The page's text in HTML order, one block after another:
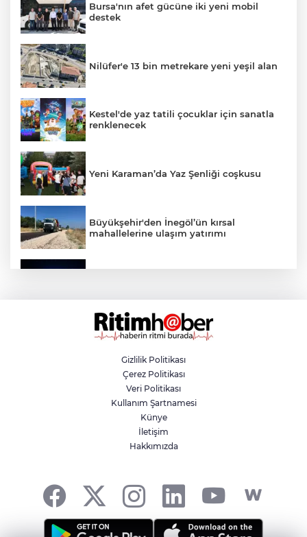
Bursa'nın afet gücüne iki yeni mobil
destek
Nilüfer'e 13 bin metrekare yeni yeşil alan
Kestel'de yaz tatili çocuklar için sanatla
renklenecek
Yeni Karaman’da Yaz Şenliği coşkusu
Büyükşehir'den İnegöl’ün kırsal
mahallelerine ulaşım yatırımı
Aslı Hünel’den Bursa Festivali’nde
unutulmaz gece
Osmangazi Belediyesi istihdama köprü
olmayı sürdürüyor
Yıldırım’da çocuklar yazı bilim ve sanatla
değerlendiriyor
Gizlilik Politikası
Çerez Politikası
Veri Politikası
Kullanım Şartnamesi
Künye
İletişim
Hakkımızda